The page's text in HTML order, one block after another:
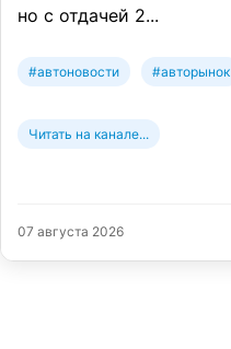
но с отдачей 2...
#автоновости #авторынок
Читать на канале...
07 августа 2026